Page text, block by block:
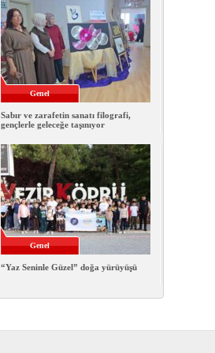
Genel
Sabır ve zarafetin sanatı filografi,
gençlerle geleceğe taşınıyor
Genel
“Yaz Seninle Güzel” doğa yürüyüşü